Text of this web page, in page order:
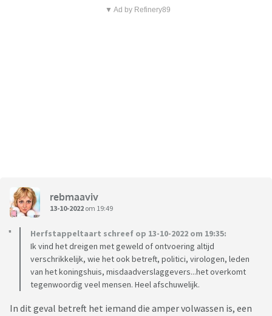
▼ Ad by Refinery89
rebmaaviv
13-10-2022 om 19:49
Herfstappeltaart schreef op 13-10-2022 om 19:35:
Ik vind het dreigen met geweld of ontvoering altijd
verschrikkelijk, wie het ook betreft, politici, virologen, leden
van het koningshuis, misdaadverslaggevers...het overkomt
tegenwoordig veel mensen. Heel afschuwelijk.
In dit geval betreft het iemand die amper volwassen is, een